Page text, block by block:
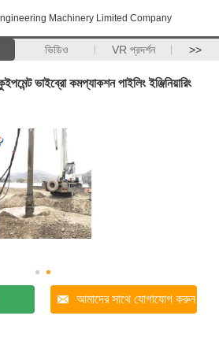
Machinery Limited Company
ভিডিও VR প্রদর্শন >>
ভাইব্রো কমপ্যাকশন পাইলিং ইঞ্জিনিয়ারিং
আমাদের সাথে যোগাযোগ করুন